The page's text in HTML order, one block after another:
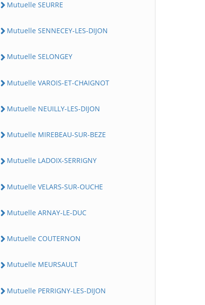
Mutuelle SEURRE
Mutuelle SENNECEY-LES-DIJON
Mutuelle SELONGEY
Mutuelle VAROIS-ET-CHAIGNOT
Mutuelle NEUILLY-LES-DIJON
Mutuelle MIREBEAU-SUR-BEZE
Mutuelle LADOIX-SERRIGNY
Mutuelle VELARS-SUR-OUCHE
Mutuelle ARNAY-LE-DUC
Mutuelle COUTERNON
Mutuelle MEURSAULT
Mutuelle PERRIGNY-LES-DIJON